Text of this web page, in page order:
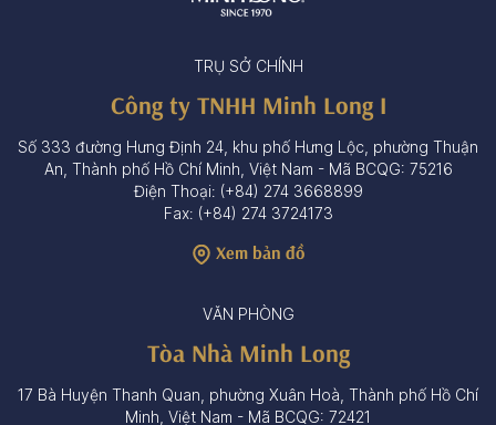
TRỤ SỞ CHÍNH
Công ty TNHH Minh Long I
Số 333 đường Hưng Định 24, khu phố Hưng Lộc, phường Thuận
An, Thành phố Hồ Chí Minh, Việt Nam - Mã BCQG: 75216
Điện Thoại: (+84) 274 3668899
Fax: (+84) 274 3724173
Xem bản đồ
VĂN PHÒNG
Tòa Nhà Minh Long
17 Bà Huyện Thanh Quan, phường Xuân Hoà, Thành phố Hồ Chí
Minh, Việt Nam - Mã BCQG: 72421